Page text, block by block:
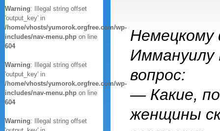
Warning: Illegal string offset
'output_key' in
/home/vhosts/yumorok.orgfree.com/wp-
includes/nav-menu.php on line
604
Warning: Illegal string offset
'output_key' in
/home/vhosts/yumorok.orgfree.com/wp-
includes/nav-menu.php on line
604
Warning: Illegal string offset
Иммануилу
вопрос:
— Какие,
женщины